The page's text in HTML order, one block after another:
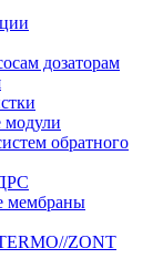
дозаторам
обратного
мембраны
ZONT